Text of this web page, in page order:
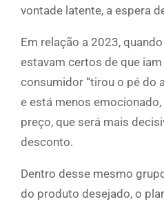
vontade latente, a espera
Em relação a 2023,
estavam certos de que
consumidor “tirou o pé do
e está menos
preço, que será mais
desconto.
Dentro desse mesmo
do produto desejado, o